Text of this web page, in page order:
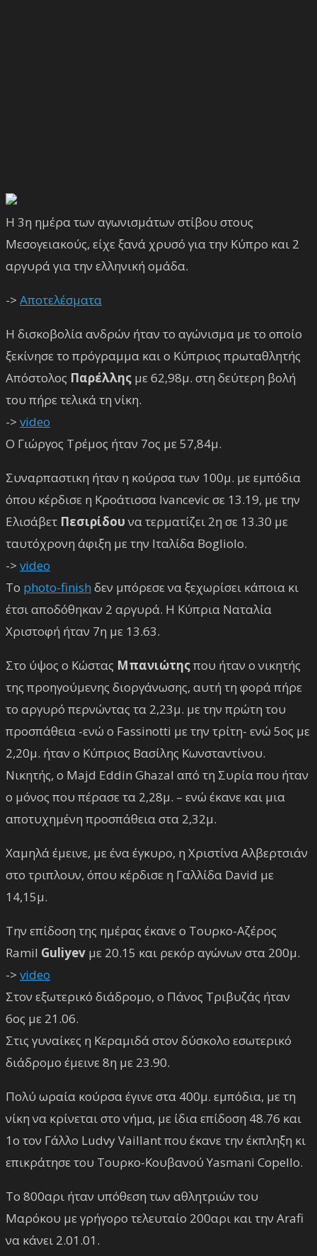
Η 3η ημέρα των αγωνισμάτων στίβου στους
Μεσογειακούς, είχε ξανά χρυσό για την Κύπρο και 2
αργυρά για την ελληνική ομάδα.
-> Αποτελέσματα
Η δισκοβολία ανδρών ήταν το αγώνισμα με το οποίο
ξεκίνησε το πρόγραμμα και ο Κύπριος πρωταθλητής
Απόστολος Παρέλλης με 62,98μ. στη δεύτερη βολή
του πήρε τελικά τη νίκη.
-> video
Ο Γιώργος Τρέμος ήταν 7ος με 57,84μ.
Συναρπαστικη ήταν η κούρσα των 100μ. με εμπόδια
όπου κέρδισε η Κροάτισσα Ivancevic σε 13.19, με την
Ελισάβετ Πεσιρίδουνα τερματίζει 2η σε 13.30 με
ταυτόχρονη άφιξη με την Ιταλίδα Bogliolo.
-> video
Το photo-finish δεν μπόρεσε να ξεχωρίσει κάποια κι
έτσι αποδόθηκαν 2 αργυρά. Η Κύπρια Ναταλία
Χριστοφή ήταν 7η με 13.63.
Στο ύψος ο Κώστας Μπανιώτηςπου ήταν ο νικητής
της προηγούμενης διοργάνωσης, αυτή τη φορά πήρε
το αργυρό περνώντας τα 2,23μ. με την πρώτη του
προσπάθεια -ενώ ο Fassinotti με την τρίτη- ενώ 5ος με
2,20μ. ήταν ο Κύπριος Βασίλης Κωνσταντίνου.
Νικητής, ο Majd Eddin Ghazal από τη Συρία που ήταν
ο μόνος που πέρασε τα 2,28μ. – ενώ έκανε και μια
αποτυχημένη προσπάθεια στα 2,32μ.
Χαμηλά έμεινε, με ένα έγκυρο, η Χριστίνα Αλβερτσιάν
στο τριπλουν, όπου κέρδισε η Γαλλίδα David με
14,15μ.
Την επίδοση της ημέρας έκανε ο Τουρκο-Αζέρος
Ramil Guliyev με 20.15 και ρεκόρ αγώνων στα 200μ.
-> video
Στον εξωτερικό διάδρομο, ο Πάνος Τριβυζάς ήταν
6ος με 21.06.
Στις γυναίκες η Κεραμιδά στον δύσκολο εσωτερικό
διάδρομο έμεινε 8η με 23.90.
Πολύ ωραία κούρσα έγινε στα 400μ. εμπόδια, με τη
νίκη να κρίνεται στο νήμα, με ίδια επίδοση 48.76 και
1ο τον Γάλλο Ludvy Vaillant που έκανε την έκπληξη κι
επικράτησε του Τουρκο-Κουβανού Yasmani Copello.
Το 800αρι ήταν υπόθεση των αθλητριών του
Μαρόκου με γρήγορο τελευταίο 200αρι και την Arafi
να κάνει 2.01.01.